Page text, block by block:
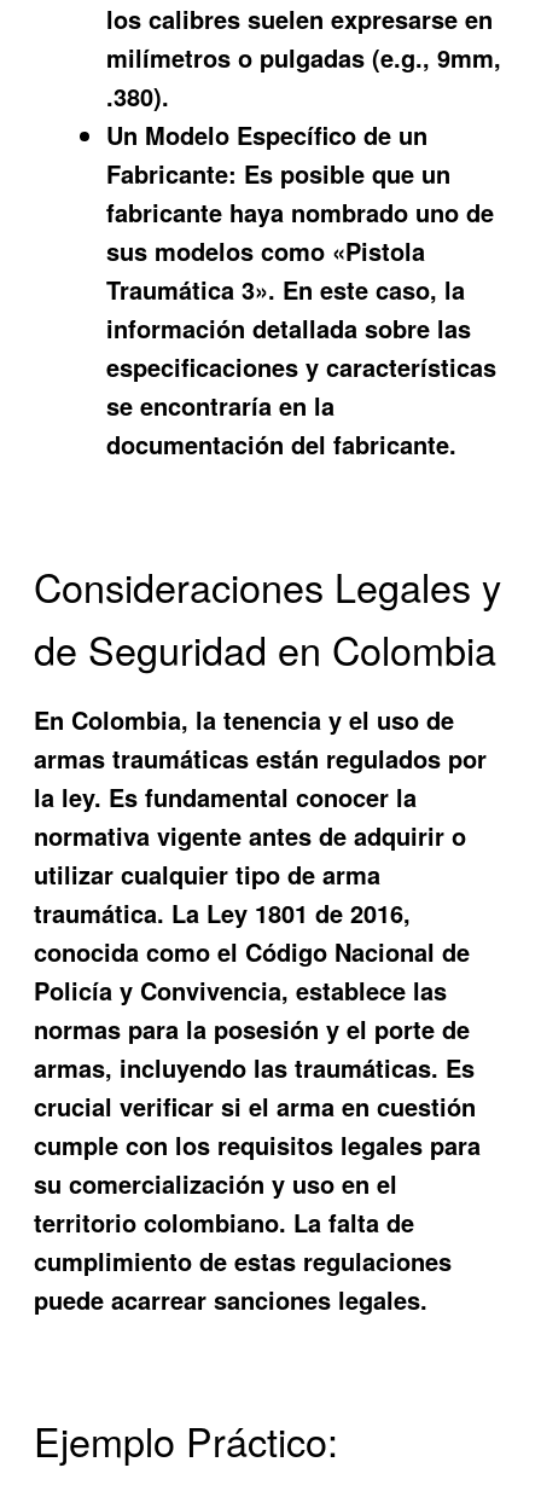
los calibres suelen expresarse en
milímetros o pulgadas (e.g., 9mm,
.380).
Un Modelo Específico de un
Fabricante: Es posible que un
fabricante haya nombrado uno de
sus modelos como «Pistola
Traumática 3». En este caso, la
información detallada sobre las
especificaciones y características
se encontraría en la
documentación del fabricante.
Consideraciones Legales y
de Seguridad en Colombia
En Colombia, la tenencia y el uso de
armas traumáticas están regulados por
la ley. Es fundamental conocer la
normativa vigente antes de adquirir o
utilizar cualquier tipo de arma
traumática. La Ley 1801 de 2016,
conocida como el Código Nacional de
Policía y Convivencia, establece las
normas para la posesión y el porte de
armas, incluyendo las traumáticas. Es
crucial verificar si el arma en cuestión
cumple con los requisitos legales para
su comercialización y uso en el
territorio colombiano. La falta de
cumplimiento de estas regulaciones
puede acarrear sanciones legales.
Ejemplo Práctico: